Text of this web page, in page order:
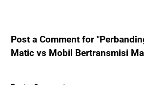
Post a Comment for
Matic vs Mobil Bertransmisi